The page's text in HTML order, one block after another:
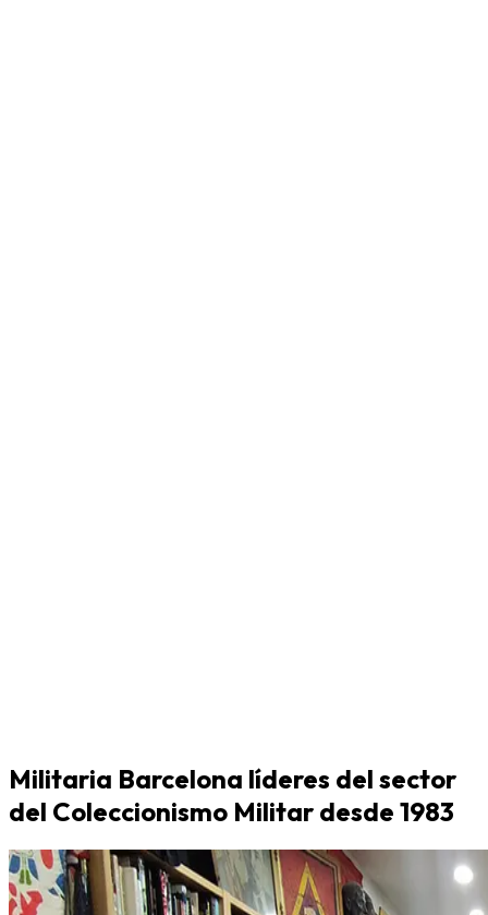
Militaria Barcelona líderes del sector
del Coleccionismo Militar desde 1983